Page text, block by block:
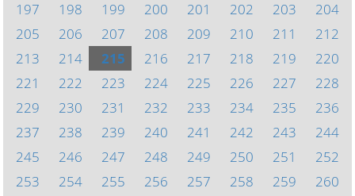
197
198 199 200 201 202 203
204
205
206 207 208 209 210 211
212
213
214 215 216 217 218 219
220
221
222 223 224 225 226 227
228
229
230 231 232 233 234 235
236
237
238 239 240 241 242 243
244
245
246 247 248 249 250 251
252
253
254 255 256 257 258 259
260